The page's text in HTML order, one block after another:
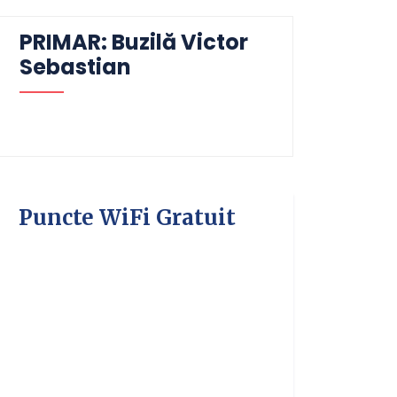
PRIMAR: Buzilă Victor
Sebastian
Puncte WiFi Gratuit